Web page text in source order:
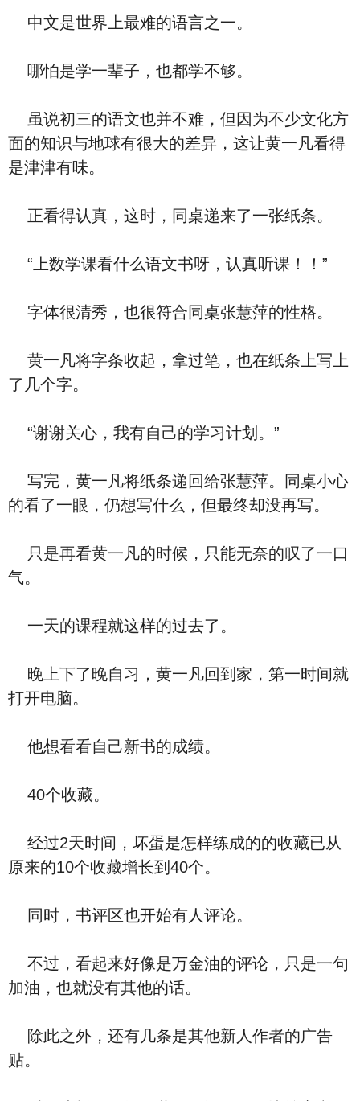
中文是世界上最难的语言之一。
哪怕是学一辈子，也都学不够。
虽说初三的语文也并不难，但因为不少文化方
面的知识与地球有很大的差异，这让黄一凡看得
是津津有味。
正看得认真，这时，同桌递来了一张纸条。
“上数学课看什么语文书呀，认真听课！！”
字体很清秀，也很符合同桌张慧萍的性格。
黄一凡将字条收起，拿过笔，也在纸条上写上
了几个字。
“谢谢关心，我有自己的学习计划。”
写完，黄一凡将纸条递回给张慧萍。同桌小心
的看了一眼，仍想写什么，但最终却没再写。
只是再看黄一凡的时候，只能无奈的叹了一口
气。
一天的课程就这样的过去了。
晚上下了晚自习，黄一凡回到家，第一时间就
打开电脑。
他想看看自己新书的成绩。
40个收藏。
经过2天时间，坏蛋是怎样练成的的收藏已从
原来的10个收藏增长到40个。
同时，书评区也开始有人评论。
不过，看起来好像是万金油的评论，只是一句
加油，也就没有其他的话。
除此之外，还有几条是其他新人作者的广告
贴。